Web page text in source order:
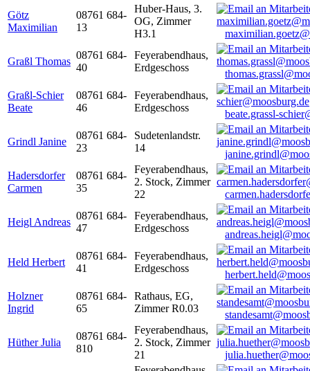
Götz
Maximilian
08761 684-
13
Huber-Haus, 3.
OG, Zimmer
H3.1
Graßl Thomas
08761 684-
40
Feyerabendhaus,
Erdgeschoss
Graßl-Schier
Beate
08761 684-
46
Feyerabendhaus,
Erdgeschoss
beate.grassl-
Grindl Janine
08761 684-
23
Sudetenlandstr.
14
Hadersdorfer
Carmen
08761 684-
35
Feyerabendhaus,
2. Stock, Zimmer
22
Heigl Andreas
08761 684-
47
Feyerabendhaus,
Erdgeschoss
Held Herbert
08761 684-
41
Feyerabendhaus,
Erdgeschoss
Holzner
Ingrid
08761 684-
65
Rathaus, EG,
Zimmer R0.03
Hüther Julia
08761 684-
810
Feyerabendhaus,
2. Stock, Zimmer
21